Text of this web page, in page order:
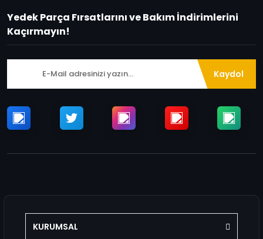
Yedek Parça Fırsatlarını ve Bakım İndirimlerini
Kaçırmayın!
Kaydol
KURUMSAL